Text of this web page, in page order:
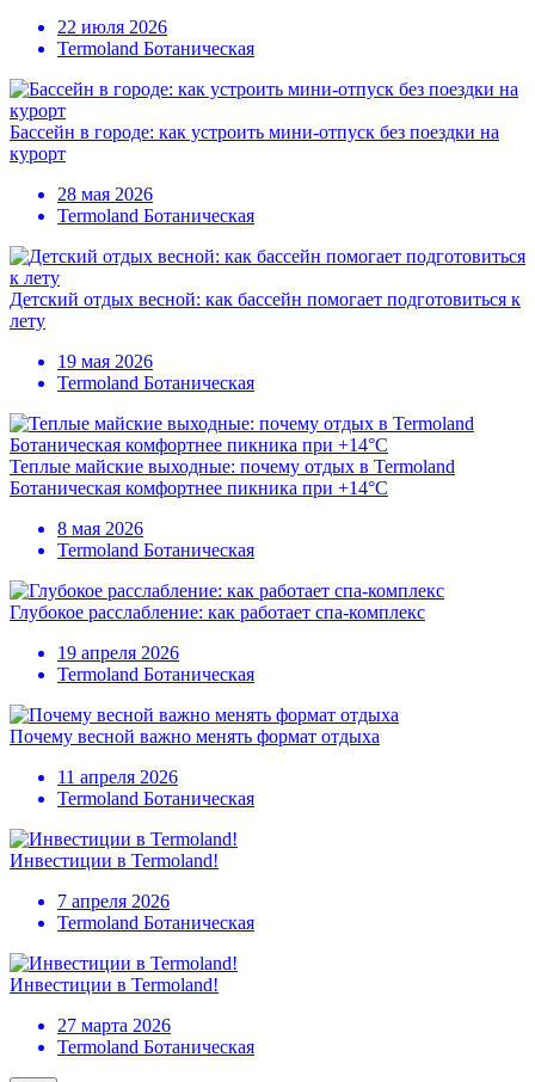
22 июля 2026
Termoland Ботаническая
Бассейн в городе: как устроить мини-отпуск без поездки на
курорт
28 мая 2026
Termoland Ботаническая
Детский отдых весной: как бассейн помогает подготовиться к
лету
19 мая 2026
Termoland Ботаническая
Теплые майские выходные: почему отдых в Termoland
Ботаническая комфортнее пикника при +14°C
8 мая 2026
Termoland Ботаническая
Глубокое расслабление: как работает спа-комплекс
19 апреля 2026
Termoland Ботаническая
Почему весной важно менять формат отдыха
11 апреля 2026
Termoland Ботаническая
Инвестиции в Termoland!
7 апреля 2026
Termoland Ботаническая
Инвестиции в Termoland!
27 марта 2026
Termoland Ботаническая